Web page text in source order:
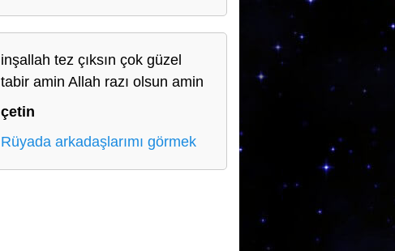
inşallah tez çıksın çok güzel
tabir amin Allah razı olsun amin
çetin
Rüyada arkadaşlarımı görmek